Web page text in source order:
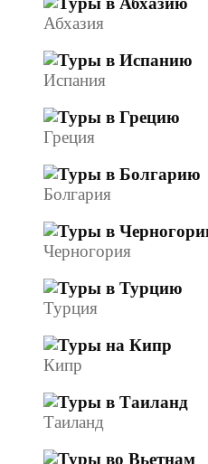
Абхазия
Испания
Греция
Болгария
Черногория
Турция
Кипр
Таиланд